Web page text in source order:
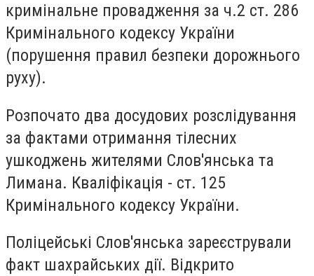
кримінальне провадження за ч.2 ст. 286
Кримінального кодексу України
(порушення правил безпеки дорожнього
руху).
Розпочато два досудових розслідування
за фактами отримання тілесних
ушкоджень жителями Слов'янська та
Лимана. Кваліфікація - ст. 125
Кримінального кодексу України.
Поліцейські Слов'янська зареєстрували
факт шахрайських дії. Відкрито